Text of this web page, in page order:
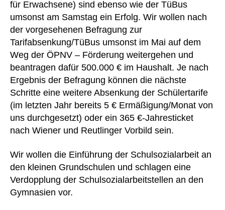
für Erwachsene) sind ebenso wie der TüBus
umsonst am Samstag ein Erfolg. Wir wollen nach
der vorgesehenen Befragung zur
Tarifabsenkung/TüBus umsonst im Mai auf dem
Weg der ÖPNV – Förderung weitergehen und
beantragen dafür 500.000 € im Haushalt. Je nach
Ergebnis der Befragung können die nächste
Schritte eine weitere Absenkung der Schülertarife
(im letzten Jahr bereits 5 € Ermäßigung/Monat von
uns durchgesetzt) oder ein 365 €-Jahresticket
nach Wiener und Reutlinger Vorbild sein.
Wir wollen die Einführung der Schulsozialarbeit an
den kleinen Grundschulen und schlagen eine
Verdopplung der Schulsozialarbeitstellen an den
Gymnasien vor.